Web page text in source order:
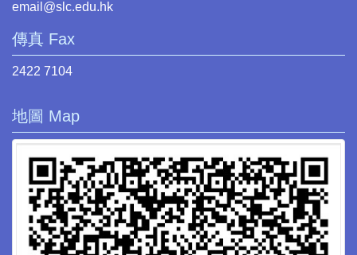
email@slc.edu.hk
傳真 Fax
2422 7104
地圖 Map